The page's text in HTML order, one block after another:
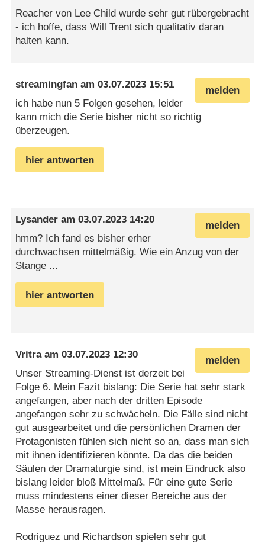
Reacher von Lee Child wurde sehr gut rübergebracht
- ich hoffe, dass Will Trent sich qualitativ daran
halten kann.
melden
streamingfan am03.07.2023 15:51
ich habe nun 5 Folgen gesehen, leider
kann mich die Serie bisher nicht so richtig
überzeugen.
hier antworten
melden
Lysander am03.07.2023 14:20
hmm? Ich fand es bisher erher
durchwachsen mittelmäßig. Wie ein Anzug von der
Stange ...
hier antworten
melden
Vritraam03.07.2023 12:30
Unser Streaming-Dienst ist derzeit bei
Folge 6. Mein Fazit bislang: Die Serie hat sehr stark
angefangen, aber nach der dritten Episode
angefangen sehr zu schwächeln. Die Fälle sind nicht
gut ausgearbeitet und die persönlichen Dramen der
Protagonisten fühlen sich nicht so an, dass man sich
mit ihnen identifizieren könnte. Da das die beiden
Säulen der Dramaturgie sind, ist mein Eindruck also
bislang leider bloß Mittelmaß. Für eine gute Serie
muss mindestens einer dieser Bereiche aus der
Masse herausragen.
Rodriguez und Richardson spielen sehr gut